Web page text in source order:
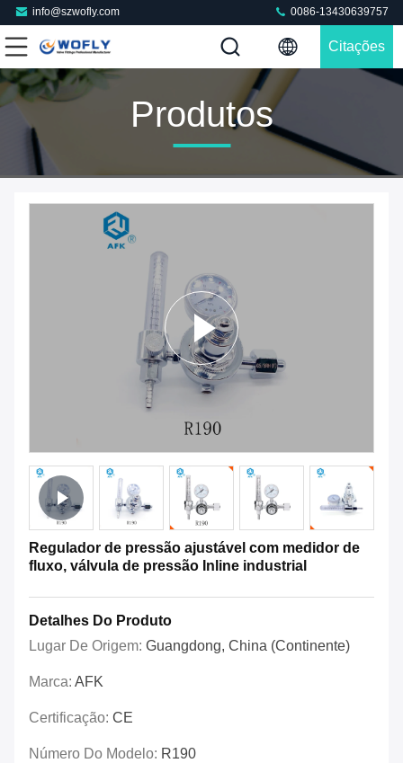
info@szwofly.com 0086-13430639757
Citações
Produtos
Regulador de pressão ajustável com medidor de
fluxo, válvula de pressão Inline industrial
Detalhes Do Produto
Lugar De Origem: Guangdong, China (Continente)
Marca: AFK
Certificação: CE
Número Do Modelo: R190